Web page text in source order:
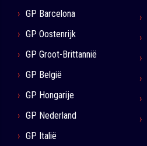
GP Barcelona
GP Oostenrijk
GP Groot-Brittannië
GP België
GP Hongarije
GP Nederland
GP Italië